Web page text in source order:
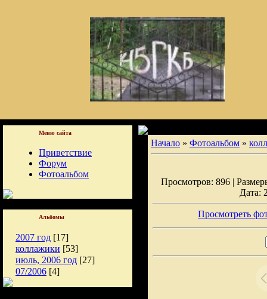
Меню сайта
Приветствие
Форум
Фотоальбом
Альбомы
2007 год [17]
коллажики [53]
июль, 2006 год [27]
07/2006 [4]
Начало » Фотоальбом »
Просмотров: 896 |
Дата:
Просмотреть